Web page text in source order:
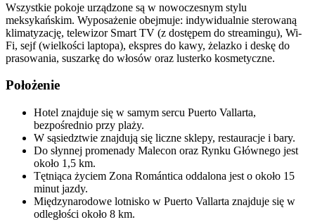
Wszystkie pokoje urządzone są w nowoczesnym stylu
meksykańskim. Wyposażenie obejmuje: indywidualnie sterowaną
klimatyzację, telewizor Smart TV (z dostępem do streamingu), Wi-
Fi, sejf (wielkości laptopa), ekspres do kawy, żelazko i deskę do
prasowania, suszarkę do włosów oraz lusterko kosmetyczne.
Położenie
Hotel znajduje się w samym sercu Puerto Vallarta,
bezpośrednio przy plaży.
W sąsiedztwie znajdują się liczne sklepy, restauracje i bary.
Do słynnej promenady Malecon oraz Rynku Głównego jest
około 1,5 km.
Tętniąca życiem Zona Romántica oddalona jest o około 15
minut jazdy.
Międzynarodowe lotnisko w Puerto Vallarta znajduje się w
odległości około 8 km.